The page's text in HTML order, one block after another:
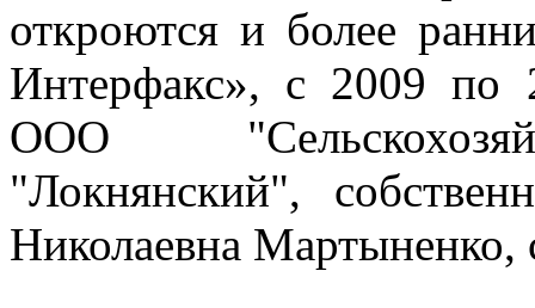
откроются и более
Интерфакс», с 2009 по
ООО
"Локнянский",
Николаевна Мартыненко,